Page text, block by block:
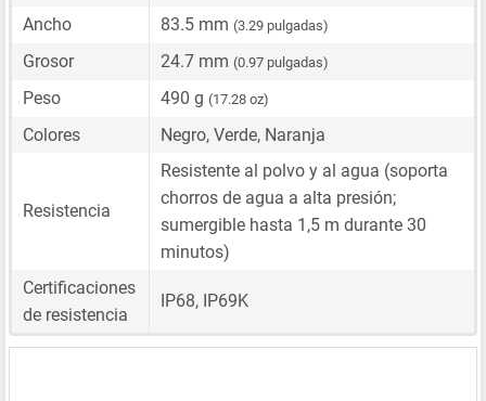
Ancho 83.5 mm (3.29 pulgadas)
Grosor 24.7 mm (0.97 pulgadas)
Peso 490 g (17.28 oz)
Colores Negro, Verde, Naranja
Resistencia
Resistente al polvo y al agua (soporta
chorros de agua a alta presión;
sumergible hasta 1,5 m durante 30
minutos)
Certificaciones
de resistencia
IP68, IP69K